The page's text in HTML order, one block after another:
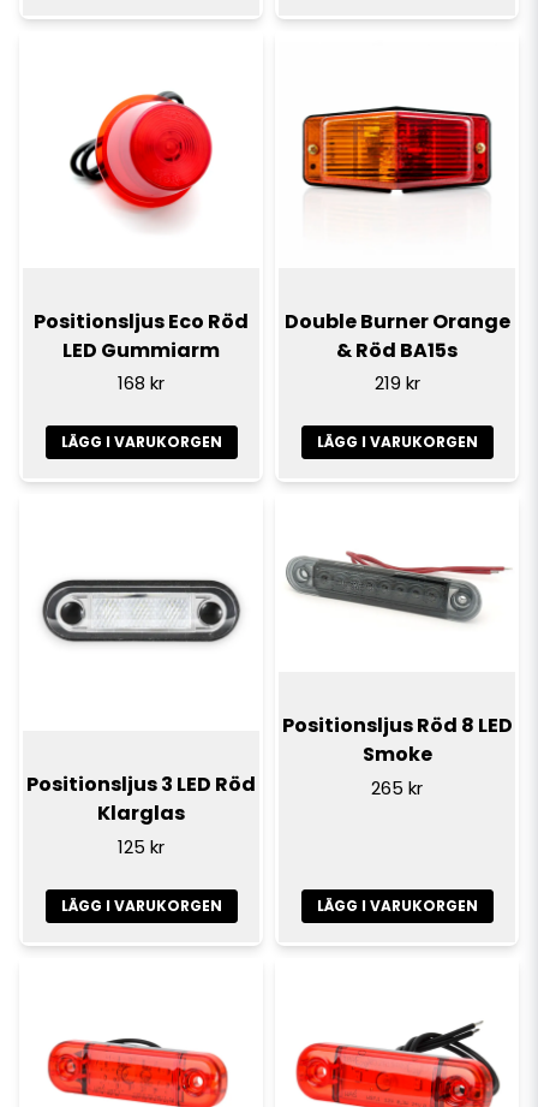
Positionsljus Eco Röd
LED Gummiarm
168 kr
LÄGG I VARUKORGEN
Double Burner Orange
& Röd BA15s
219 kr
LÄGG I VARUKORGEN
Positionsljus 3 LED Röd
Klarglas
125 kr
LÄGG I VARUKORGEN
Positionsljus Röd 8 LED
Smoke
265 kr
LÄGG I VARUKORGEN